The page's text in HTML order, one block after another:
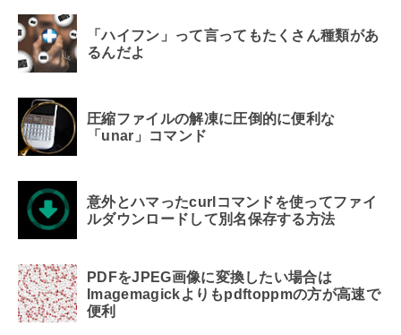
「ハイフン」って言ってもたくさん種類があ
るんだよ
圧縮ファイルの解凍に圧倒的に便利な
「unar」コマンド
意外とハマったcurlコマンドを使ってファイ
ルダウンロードして別名保存する方法
PDFをJPEG画像に変換したい場合は
Imagemagickよりもpdftoppmの方が高速で
便利